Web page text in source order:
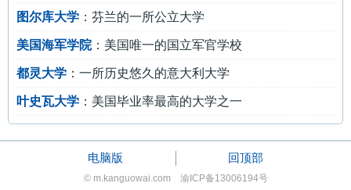
图尔库大学 ：芬兰的一所公立大学
美国海军学院：美国唯一的国立军官学校
都灵大学 ：一所历史悠久的意大利大学
叶史瓦大学 ：美国毕业率最高的大学之一
电脑版 回顶部
© m.kanguowai.com 渝ICP备13006194号